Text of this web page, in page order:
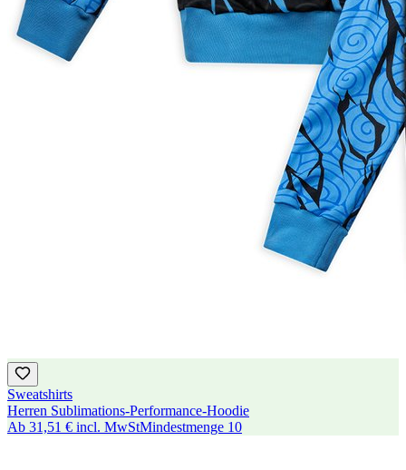
Sweatshirts
Herren Sublimations-Performance-Hoodie
Ab 31,51 € incl. MwStMindestmenge 10